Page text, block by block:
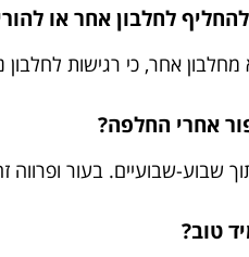
לחלבון אחר או
אחר, כי רגישות לחלבון
אחרי החלפה?
שבוע-שבועיים. בעור
טוב?